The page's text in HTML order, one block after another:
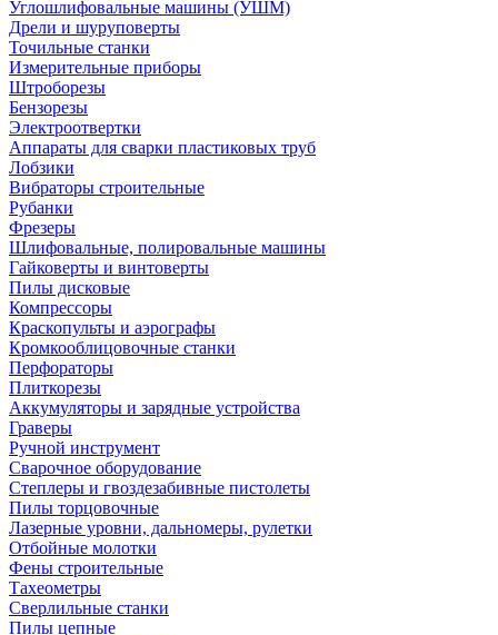
Углошлифовальные машины (УШМ)
Дрели и шуруповерты
Точильные станки
Измерительные приборы
Штроборезы
Бензорезы
Электроотвертки
Аппараты для сварки пластиковых труб
Лобзики
Вибраторы строительные
Рубанки
Фрезеры
Шлифовальные, полировальные машины
Гайковерты и винтоверты
Пилы дисковые
Компрессоры
Краскопульты и аэрографы
Кромкооблицовочные станки
Перфораторы
Плиткорезы
Аккумуляторы и зарядные устройства
Граверы
Ручной инструмент
Сварочное оборудование
Степлеры и гвоздезабивные пистолеты
Пилы торцовочные
Лазерные уровни, дальномеры, рулетки
Отбойные молотки
Фены строительные
Тахеометры
Сверлильные станки
Пилы цепные